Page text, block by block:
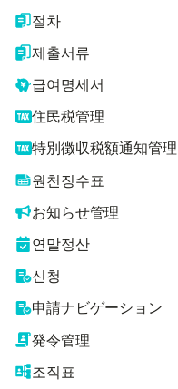
절차
제출서류
급여명세서
住民税管理
特別徴収税額通知管理
원천징수표
お知らせ管理
연말정산
신청
申請ナビゲーション
発令管理
조직표